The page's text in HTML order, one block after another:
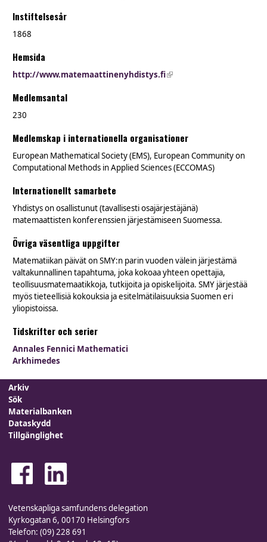
Instiftelsesår
1868
Hemsida
http://www.matemaattinenyhdistys.fi(link is external)
Medlemsantal
230
Medlemskap i internationella organisationer
European Mathematical Society (EMS), European Community on
Computational Methods in Applied Sciences (ECCOMAS)
Internationellt samarbete
Yhdistys on osallistunut (tavallisesti osajärjestäjänä)
matemaattisten konferenssien järjestämiseen Suomessa.
Övriga väsentliga uppgifter
Matematiikan päivät on SMY:n parin vuoden välein järjestämä
valtakunnallinen tapahtuma, joka kokoaa yhteen opettajia,
teollisuusmatemaatikkoja, tutkijoita ja opiskelijoita. SMY järjestää
myös tieteellisiä kokouksia ja esitelmätilaisuuksia Suomen eri
yliopistoissa.
Tidskrifter och serier
Annales Fennici Mathematici
Arkhimedes
Arkiv
Sök
Materialbanken
Dataskydd
Tillgänglighet
Vetenskapliga samfundens delegation
Kyrkogatan 6, 00170 Helsingfors
Telefon: (09) 228 691